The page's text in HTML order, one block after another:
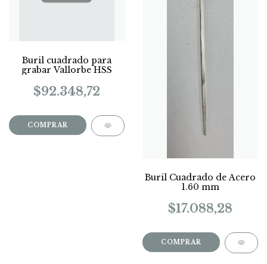
Buril cuadrado para
grabar Vallorbe HSS
$92.348,72
COMPRAR
Buril Cuadrado de Acero
1.60 mm
$17.088,28